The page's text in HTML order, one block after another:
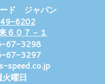
ド ジャパン
6202
６０７－１
67-3298
67-3297
speed.co.jp
曜日